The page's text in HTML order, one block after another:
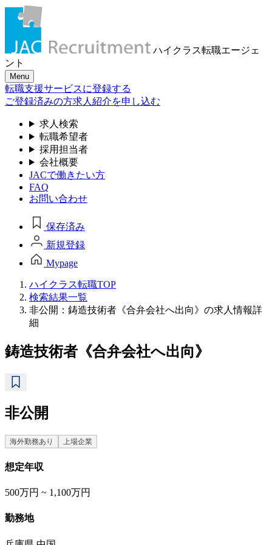
ハイクラス転職エージェ
ント
Menu
転職支援サービスに登録する
ご登録済みの方求人紹介を申し込む
求人検索
転職希望者
採用担当者
会社概要
JACで働きたい方
FAQ
お問い合わせ
保存済み
新規登録
Mypage
ハイクラス転職TOP
検索結果一覧
非公開：鋳造技術者《合弁会社へ出向》の求人情報詳
細
鋳造技術者《合弁会社へ出向》
非公開
海外勤務あり 上場企業
想定年収
500万円 ~ 1,100万円
勤務地